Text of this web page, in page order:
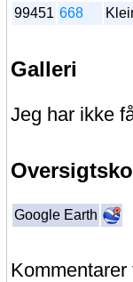
99451 668
Galleri
Jeg har ikke
Google Earth